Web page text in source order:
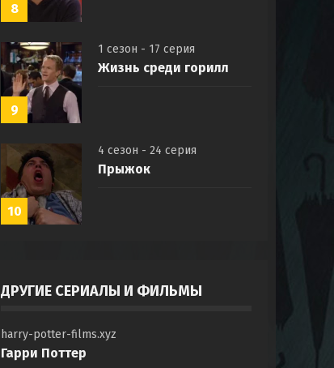
8
9
1 сезон - 17 серия
Жизнь среди горилл
10
4 сезон - 24 серия
Прыжок
ДРУГИЕ СЕРИАЛЫ И ФИЛЬМЫ
harry-potter-films.xyz
Гарри Поттер